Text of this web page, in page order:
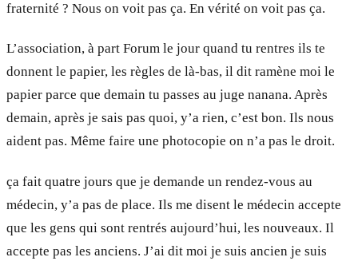
fraternité ? Nous on voit pas ça. En vérité on voit pas ça.
L’association, à part Forum le jour quand tu rentres ils te
donnent le papier, les règles de là-bas, il dit ramène moi le
papier parce que demain tu passes au juge nanana. Après
demain, après je sais pas quoi, y’a rien, c’est bon. Ils nous
aident pas. Même faire une photocopie on n’a pas le droit.
ça fait quatre jours que je demande un rendez-vous au
médecin, y’a pas de place. Ils me disent le médecin accepte
que les gens qui sont rentrés aujourd’hui, les nouveaux. Il
accepte pas les anciens. J’ai dit moi je suis ancien je suis